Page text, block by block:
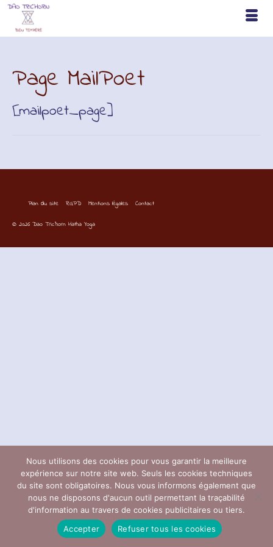
Page MailPoet
[mailpoet_page]
Plan du site RGPD Mentions légales Contact
© 2026 Dao Tric'horn Hatha Yoga
Nous utilisons des cookies pour vous garantir la meilleure
expérience sur notre site web. Seuls les cookies techniques
du site sont obligatoires. Nous vous informons également que
nous ne disposons d'aucun outil permettant la traçabilité
d'information au travers de cookies publicitaires ou tiers.
Accepter
Refuser tous les cookies